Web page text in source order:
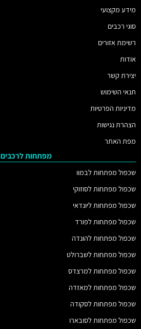
מידע מקצועי
סוגי רכבים
רשימת אזורים
אודות
יצירת קשר
תנאי השימוש
מדיניות הפרטיות
הצהרת נגישות
מפת האתר
מפתחות לרכבים
שכפול מפתחות לבמוו
שכפול מפתחות לסוזוקי
שכפול מפתחות ליונדאי
שכפול מפתחות לפורד
שכפול מפתחות להונדה
שכפול מפתחות לשברולט
שכפול מפתחות למרצדס
שכפול מפתחות למאזדה
שכפול מפתחות לסקודה
שכפול מפתחות לסובארו